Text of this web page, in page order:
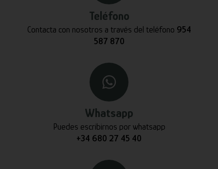
Teléfono
Contacta con nosotros a través del teléfono 954
587 870
Whatsapp
Puedes escribirnos por whatsapp
+34 680 27 45 40